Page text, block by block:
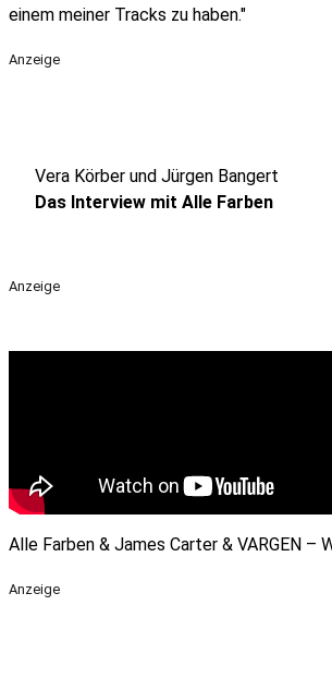
einem meiner Tracks zu haben."
Anzeige
Vera Körber und Jürgen Bangert
Das Interview mit Alle Farben
Anzeige
Alle Farben & James Carter & VARGEN –
Anzeige